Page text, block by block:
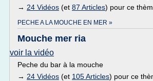
→ 24 Vidéos (et 87 Articles) pour ce
PECHE A LA MOUCHE EN MER »
Mouche mer ria
voir la vidéo
Peche du bar à la mouche
→ 24 Vidéos (et 105 Articles) pour ce